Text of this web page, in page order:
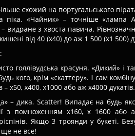
схожий на португальського
піка. «Чайник» – точніше «лампа
видране з хвоста павича.
від 40 (х40) до аж 1 500 (х1 500)
голлівудська красуня. «Дикий» і
кого, крім «скаттеру». І сам
х50, х400, х1000 або аж х4000
– дика. Scatter! Випадає на будь
з помноженням х160, х 1600
Якщо 3 троянди у букеті.
ще не все!